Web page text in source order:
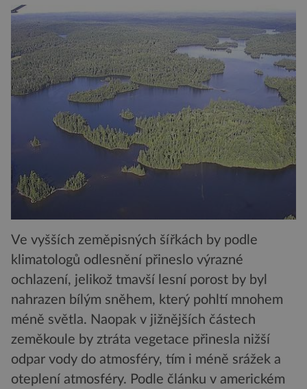
Ve vyšších zeměpisných šířkách by podle
klimatologů odlesnění přineslo výrazné
ochlazení, jelikož tmavší lesní porost by byl
nahrazen bílým sněhem, který pohltí mnohem
méně světla. Naopak v jižnějších částech
zeměkoule by ztráta vegetace přinesla nižší
odpar vody do atmosféry, tím i méně srážek a
oteplení atmosféry. Podle článku v americkém